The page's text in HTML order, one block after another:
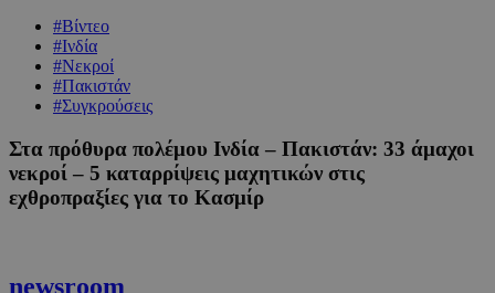
#Βίντεο
#Ινδία
#Νεκροί
#Πακιστάν
#Συγκρούσεις
Στα πρόθυρα πολέμου Ινδία – Πακιστάν: 33 άμαχοι
νεκροί – 5 καταρρίψεις μαχητικών στις
εχθροπραξίες για το Κασμίρ
newsroom